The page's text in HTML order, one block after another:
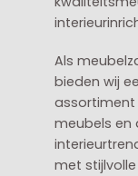
Als
bieden wij
meubels en
met